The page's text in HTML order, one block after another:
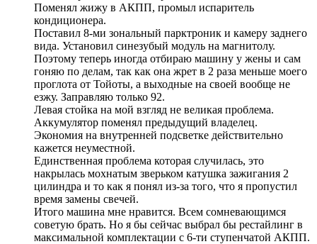
Поменял жижу в АКПП, промыл испаритель
кондиционера.
Поставил 8-ми зональный парктроник и камеру заднего
вида. Установил синезубый модуль на магнитолу.
Поэтому теперь иногда отбираю машину у жены и сам
гоняю по делам, так как она жрет в 2 раза меньше моего
проглота от Тойоты, а выходные на своей вообще не
езжу. Заправляю только 92.
Левая стойка на мой взгляд не великая проблема.
Аккумулятор поменял предыдущий владелец.
Экономия на внутренней подсветке действительно
кажется неуместной.
Единственная проблема которая случилась, это
накрылась мохнатым зверьком катушка зажигания 2
цилиндра и то как я понял из-за того, что я пропустил
время замены свечей.
Итого машина мне нравится. Всем сомневающимся
советую брать. Но я бы сейчас выбрал бы рестайлинг в
максимальной комплектации с 6-ти ступенчатой АКПП.